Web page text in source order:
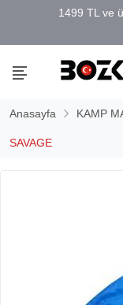
Anasayfa KAMP
SAVAGE